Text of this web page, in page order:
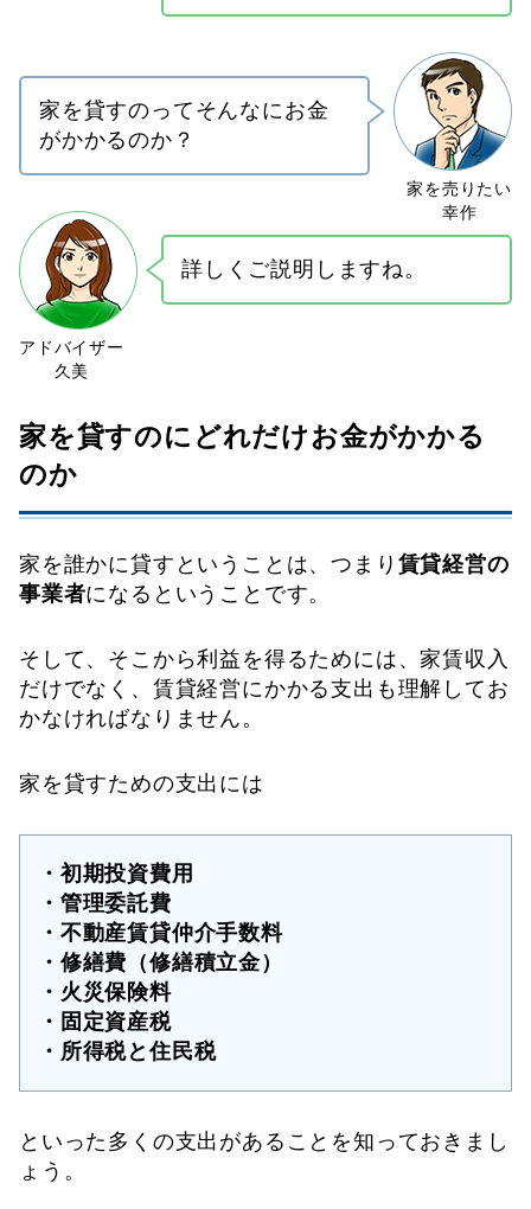
家を貸すのってそんなにお金
がかかるのか？
詳しくご説明しますね。
家を貸すのにどれだけお金がかかる
のか
家を誰かに貸すということは、つまり 賃貸経営の
事業者になるということです。
そして、そこから利益を得るためには、家賃収入
だけでなく、賃貸経営にかかる支出も理解してお
かなければなりません。
家を貸すための支出には
・初期投資費用
・管理委託費
・不動産賃貸仲介手数料
・修繕費（修繕積立金）
・火災保険料
・固定資産税
・所得税と住民税
といった多くの支出があることを知っておきまし
ょう。